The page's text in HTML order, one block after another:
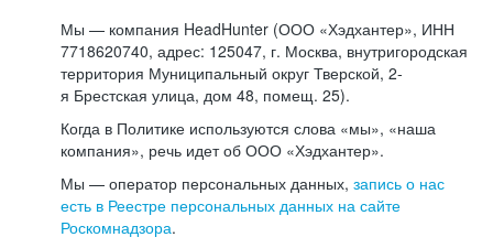
Мы — компания HeadHunter (ООО «Хэдхантер», ИНН
7718620740, адрес: 125047, г. Москва, внутригородская
территория Муниципальный округ Тверской, 2-
я Брестская улица, дом 48, помещ. 25).
Когда в Политике используются слова «мы», «наша
компания», речь идет об ООО «Хэдхантер».
Мы — оператор персональных данных, запись о нас
есть в Реестре персональных данных на сайте
Роскомнадзора.